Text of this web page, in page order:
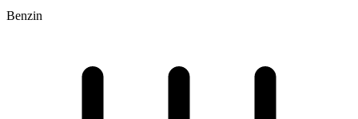
Benzin